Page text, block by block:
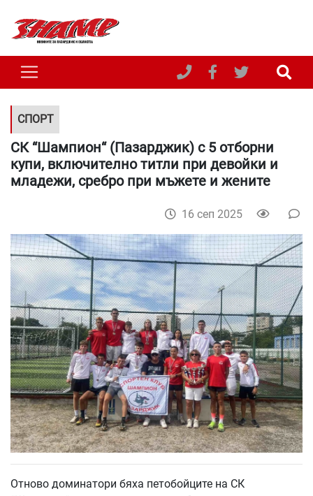
СПОРТ
СК “Шампион“ (Пазарджик) с 5 отборни
купи, включително титли при девойки и
младежи, сребро при мъжете и жените
16 сеп 2025
Отново доминатори бяха петобойците на СК